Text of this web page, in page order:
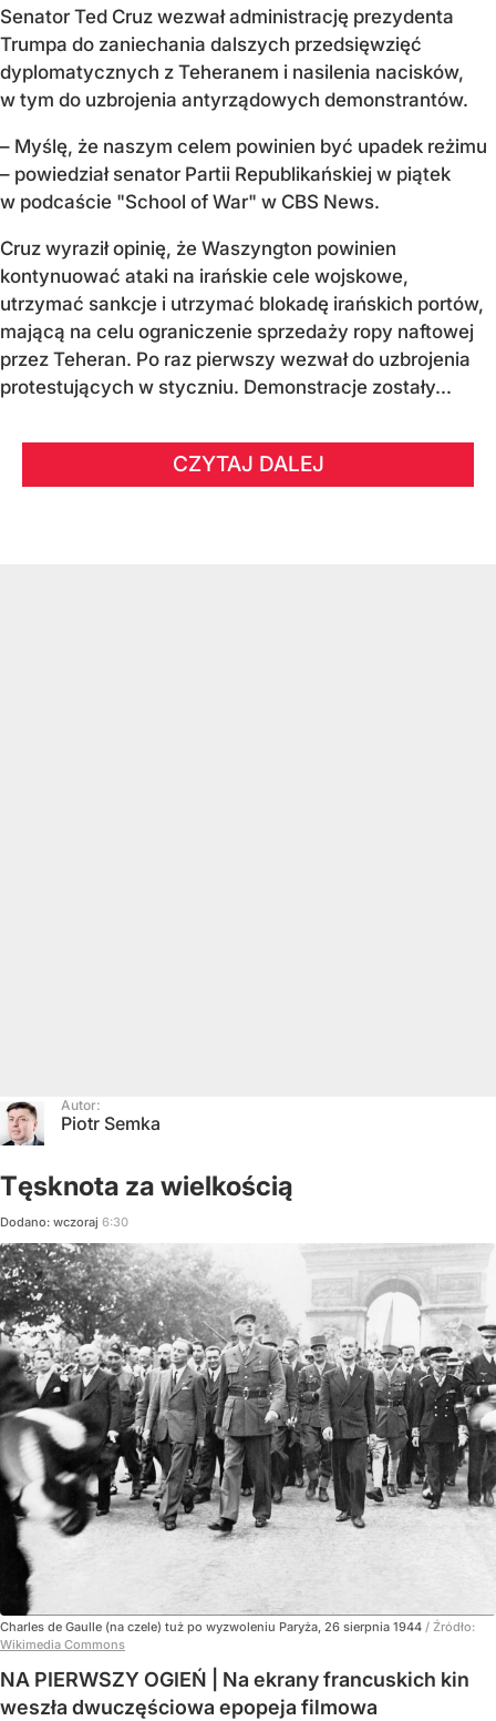
Senator Ted Cruz wezwał administrację prezydenta
Trumpa do zaniechania dalszych przedsięwzięć
dyplomatycznych z Teheranem i nasilenia nacisków,
w tym do uzbrojenia antyrządowych demonstrantów.
– Myślę, że naszym celem powinien być upadek reżimu
– powiedział senator Partii Republikańskiej w piątek
w podcaście "School of War" w CBS News.
Cruz wyraził opinię, że Waszyngton powinien
kontynuować ataki na irańskie cele wojskowe,
utrzymać sankcje i utrzymać blokadę irańskich portów,
mającą na celu ograniczenie sprzedaży ropy naftowej
przez Teheran. Po raz pierwszy wezwał do uzbrojenia
protestujących w styczniu. Demonstracje zostały...
CZYTAJ DALEJ
Autor:
Piotr Semka
Tęsknota za wielkością
Dodano: wczoraj 6:30
Charles de Gaulle (na czele) tuż po wyzwoleniu Paryża, 26 sierpnia 1944 / Źródło:
Wikimedia Commons
NA PIERWSZY OGIEŃ | Na ekrany francuskich kin
weszła dwuczęściowa epopeja filmowa